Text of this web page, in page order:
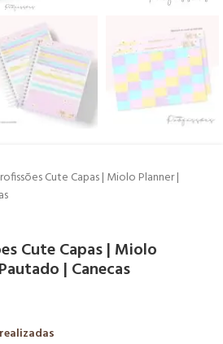
Cute Capas | Miolo Planner |
Cute Capas | Miolo
| Canecas